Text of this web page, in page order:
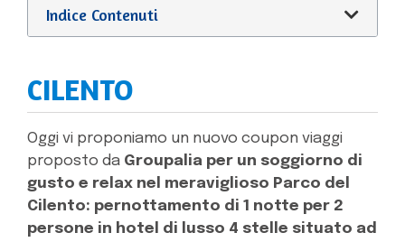
Indice Contenuti
CILENTO
Oggi vi proponiamo un nuovo coupon viaggi
proposto da Groupalia per un soggiorno di
gusto e relax nel meraviglioso Parco del
Cilento: pernottamento di 1 notte per 2
persone in hotel di lusso 4 stelle situato ad